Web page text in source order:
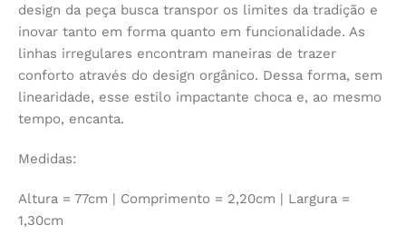
design da peça busca transpor os limites da tradição e
inovar tanto em forma quanto em funcionalidade. As
linhas irregulares encontram maneiras de trazer
conforto através do design orgânico. Dessa forma, sem
linearidade, esse estilo impactante choca e, ao mesmo
tempo, encanta.
Medidas:
Altura = 77cm | Comprimento = 2,20cm | Largura =
1,30cm